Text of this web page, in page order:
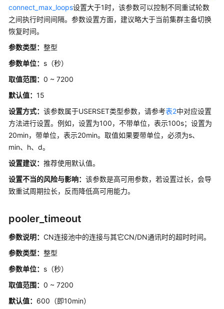
接
置
理
版
平
台
兼
容
连
池
connect_max_loops设置大于1时，该参数可以控制不同重试轮数
之间执行时间间隔。参数设置方面，建议略大于当前集群主备切换
恢复时间。
参数类型： 整型
参数单位： s（秒）
取值范围： 0 ~ 7200
默认值： 15
设置方式： 该参数属于USERSET类型参数，请参考表2中对应设置
方法进行设置。例如，设置为100，不带单位，表示100s；设置为
20min，带单位，表示20min。取值如果要带单位，必须为s、
min、h、d。
设置建议： 推荐使用默认值。
设置不当的风险与影响： 该参数是高可用参数，若设置过长，会导
致重试周期拉长，反而降低高可用能力。
pooler_timeout
参数说明： CN连接池中的连接与其它CN/DN通讯时的超时时间。
参数类型： 整型
参数单位： s（秒）
取值范围： 0 ~ 7200
默认值： 600（即10min）